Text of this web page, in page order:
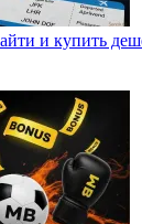
и купить